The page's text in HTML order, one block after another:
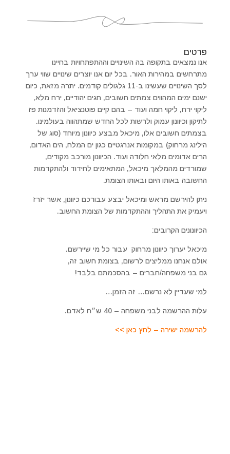
פרטים
אנו נמצאים בתקופה בה השינויים וההתפתחויות בחיינו
מתרחשים במהירות האור. בכל יום אנו יוצרים שינויים שווי ערך
לסך השינויים שעשינו ב-11 גלגולים קודמים. יתרה מזאת, כיום
ישנם ימים המהווים צמתים חשובים, חגים יהודיים, ירח מלא,
ליקוי ירח, ליקוי חמה ועוד – בהם קיים פוטנציאל והזדמנות פז
לתיקון וכיוונון עמוק ולרשות לכל החדש שמתהווה בעולמינו.
בצמתים חשובים אלו, מיכאל מבצע כיוונון מיוחד (סוג של
הילינג מרחוק) במקומות אנרגטיים כגון ים המלח, הים האדום,
הרים אדומים מלאי חלודה ועוד. הכיוונון מורכב מקודים,
שמורדים מהמלאך מיכאל, המתאימים לחידוד ולהתקדמות
החשובה באותו היום ובאותו הצומת.
ניתן להירשם מראש ומיכאל יבצע עבורכם כיוונון, אשר יזרז
ויעמיק את התהליך וההתקדמות של הצומת החשוב.
הכיוונונים הקרובים:
מיכאל יערוך כיוונון מרחוק עבור כל מי שיירשם.
אולם אנחנו ממליצים לרשום, בצומת חשוב זה,
גם בני משפחה/חברים – בהסכמתם בלבד!
למי שעדיין לא נרשם… זה הזמן…
עלות ההרשמה לבני משפחה – 40 ש״ח לאדם.
להרשמה ישירה – לחץ כאן >>